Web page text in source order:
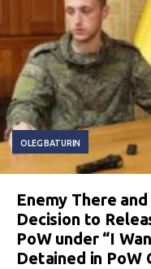
OLEG BATURIN
Enemy There
Decision to
PoW under “I
Detained in PoW